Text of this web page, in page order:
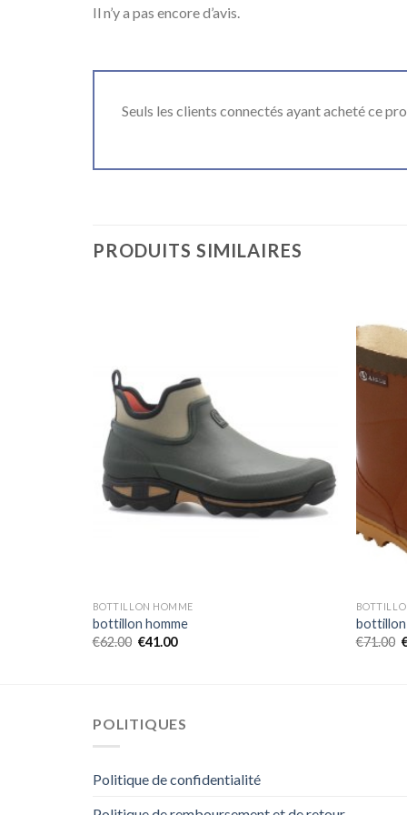
Il n’y a pas encore d’avis.
Seuls les clients connectés ayant acheté ce
PRODUITS SIMILAIRES
BOTTILLON HOMME
bottillon homme
€62.00 €41.00
bottillon
€71.00
POLITIQUES
Politique de confidentialité